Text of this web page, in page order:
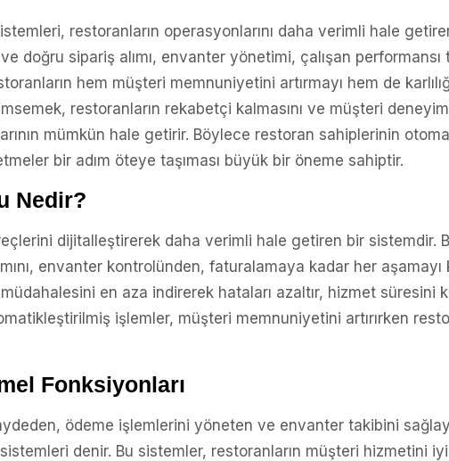
restoranların operasyonlarını daha verimli hale
ve doğru sipariş alımı, envanter yönetimi, çalışan
hem müşteri memnuniyetini artırmayı hem de
restoranların rekabetçi kalmasını ve müşteri
mümkün hale getirir. Böylece restoran sahiplerinin
bir adım öteye taşıması büyük bir öneme sahiptir.
Nedir?
dijitalleştirerek daha verimli hale getiren bir sistemdir.
envanter kontrolünden, faturalamaya kadar her aşamayı
en aza indirerek hataları azaltır, hizmet süresini
işlemler, müşteri memnuniyetini artırırken
Fonksiyonları
ödeme işlemlerini yöneten ve envanter takibini
denir. Bu sistemler, restoranların müşteri hizmetini